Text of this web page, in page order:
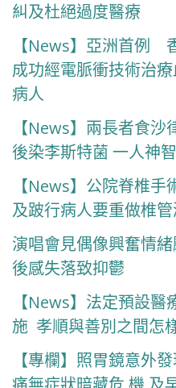
糾及杜絕過度醫療
【News】亞洲首例
成功經電脈衝技術治
病人
【News】兩長者食沙
後染李斯特菌 一人神
【News】公院脊椎
及跛行病人要重做椎
演唱會見偶像興奮情
後感失落致抑鬱
【News】法定預設醫
施 孝順與善別之間怎
【專欄】照胃鏡意外